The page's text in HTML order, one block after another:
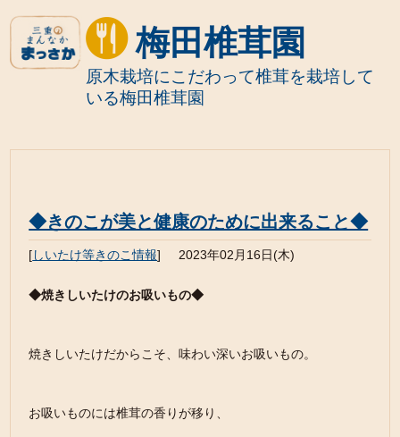
梅田椎茸園
原木栽培にこだわって椎茸を栽培して
いる梅田椎茸園
◆きのこが美と健康のために出来ること◆
[しいたけ等きのこ情報] 2023年02月16日(木)
◆焼きしいたけのお吸いもの◆
焼きしいたけだからこそ、味わい深いお吸いもの。
お吸いものには椎茸の香りが移り、